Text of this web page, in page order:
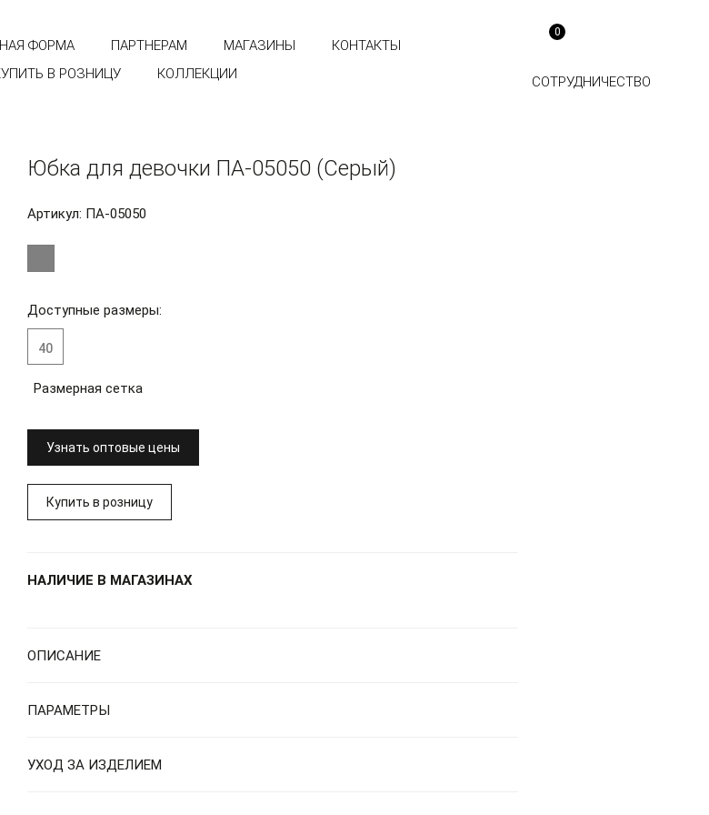
0
СОТРУДНИЧЕСТВО
ФОРМА ПАРТНЕРАМ МАГАЗИНЫ
КОНТАКТЫ
В РОЗНИЦУ
КОЛЛЕКЦИИ
Юбка для девочки ПА-05050 (Серый)
Артикул: ПА-05050
Доступные размеры:
40
Размерная сетка
Узнать оптовые цены
Купить в розницу
НАЛИЧИЕ В МАГАЗИНАХ
ОПИСАНИЕ
ПАРАМЕТРЫ
УХОД ЗА ИЗДЕЛИЕМ